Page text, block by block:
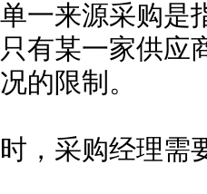
一来源采购是
有某一家供应
的限制。
，采购经理需